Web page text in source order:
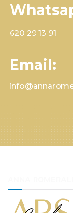
620 29 13 91
Email: